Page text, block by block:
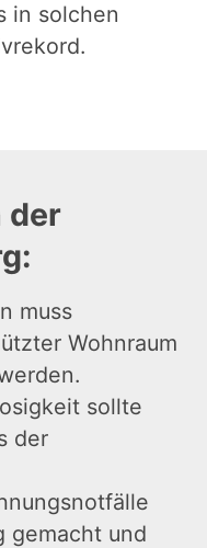
in solchen
der
muss
Wohnraum
sollte
der
gemacht und